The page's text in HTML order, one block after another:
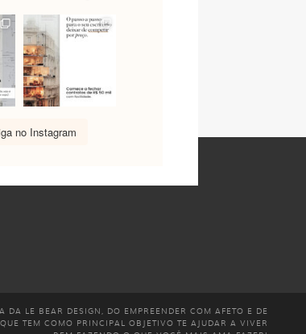
no Instagram
DA LE BEAR DESIGN, DO EMPREENDER COM AFETO E DE
TEM COMO PRINCIPAL OBJETIVO TE AJUDAR A VIVER